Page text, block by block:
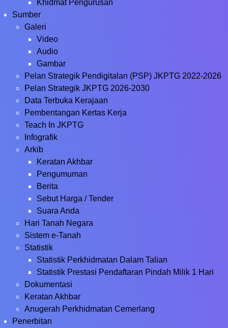
Khidmat Pengurusan
Sumber
Galeri
Video
Audio
Gambar
Pelan Strategik Pendigitalan (PSP) JKPTG 2022-2026
Pelan Strategik JKPTG 2026-2030
Data Terbuka Kerajaan
Pembentangan Kertas Kerja
Teach In JKPTG
Infografik
Arkib
Keratan Akhbar
Pengumuman
Berita
Sebut Harga / Tender
Suara Anda
Hari Tanah Negara
Sistem e-Tanah
Statistik
Statistik Perkhidmatan Dalam Talian
Statistik Prestasi Pendaftaran Pindah Milik 1 Hari
Dokumentasi
Keratan Akhbar
Anugerah Perkhidmatan Cemerlang
Penerbitan